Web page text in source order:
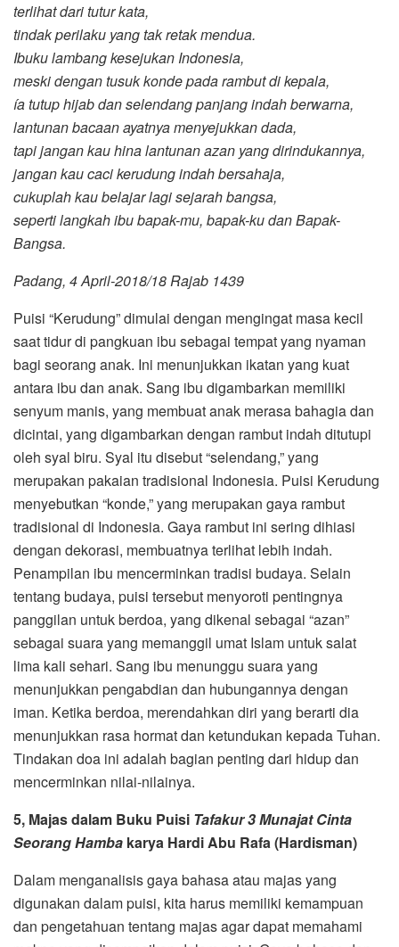
terlihat dari tutur kata,
tindak perilaku yang tak retak mendua.
Ibuku lambang kesejukan Indonesia,
meski dengan tusuk konde pada rambut di kepala,
ía tutup hijab dan selendang panjang indah berwarna,
lantunan bacaan ayatnya menyejukkan dada,
tapi jangan kau hina lantunan azan yang dirindukannya,
jangan kau caci kerudung indah bersahaja,
cukuplah kau belajar lagi sejarah bangsa,
seperti langkah ibu bapak-mu, bapak-ku dan Bapak-
Bangsa.
Padang, 4 April-2018/18 Rajab 1439
Puisi “Kerudung” dimulai dengan mengingat masa kecil
saat tidur di pangkuan ibu sebagai tempat yang nyaman
bagi seorang anak. Ini menunjukkan ikatan yang kuat
antara ibu dan anak. Sang ibu digambarkan memiliki
senyum manis, yang membuat anak merasa bahagia dan
dicintai, yang digambarkan dengan rambut indah ditutupi
oleh syal biru. Syal itu disebut “selendang,” yang
merupakan pakaian tradisional Indonesia. Puisi Kerudung
menyebutkan “konde,” yang merupakan gaya rambut
tradisional di Indonesia. Gaya rambut ini sering dihiasi
dengan dekorasi, membuatnya terlihat lebih indah.
Penampilan ibu mencerminkan tradisi budaya. Selain
tentang budaya, puisi tersebut menyoroti pentingnya
panggilan untuk berdoa, yang dikenal sebagai “azan”
sebagai suara yang memanggil umat Islam untuk salat
lima kali sehari. Sang ibu menunggu suara yang
menunjukkan pengabdian dan hubungannya dengan
iman. Ketika berdoa, merendahkan diri yang berarti dia
menunjukkan rasa hormat dan ketundukan kepada Tuhan.
Tindakan doa ini adalah bagian penting dari hidup dan
mencerminkan nilai-nilainya.
5, Majas dalam Buku Puisi Tafakur 3 Munajat Cinta
Seorang Hamba karya Hardi Abu Rafa (Hardisman)
Dalam menganalisis gaya bahasa atau majas yang
digunakan dalam puisi, kita harus memiliki kemampuan
dan pengetahuan tentang majas agar dapat memahami